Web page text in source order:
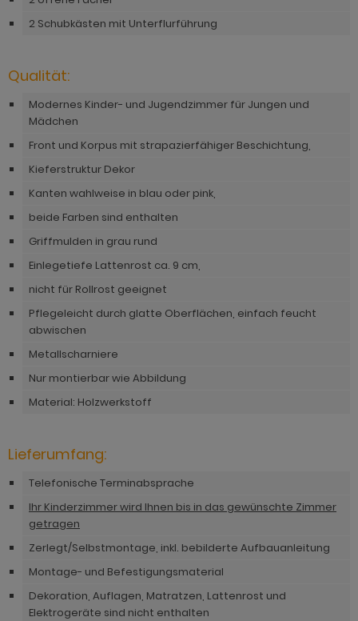
2 Schubkästen mit Unterflurführung
Qualität:
Modernes Kinder- und Jugendzimmer für Jungen und
Mädchen
Front und Korpus mit strapazierfähiger Beschichtung,
Kieferstruktur Dekor
Kanten wahlweise in blau oder pink,
beide Farben sind enthalten
Griffmulden in grau rund
Einlegetiefe Lattenrost ca. 9 cm,
nicht für Rollrost geeignet
Pflegeleicht durch glatte Oberflächen, einfach feucht
abwischen
Metallscharniere
Nur montierbar wie Abbildung
Material: Holzwerkstoff
Lieferumfang:
Telefonische Terminabsprache
Ihr Kinderzimmer wird Ihnen bis in das gewünschte Zimmer
getragen
Zerlegt/Selbstmontage, inkl. bebilderte Aufbauanleitung
Montage- und Befestigungsmaterial
Dekoration, Auflagen, Matratzen, Lattenrost und
Elektrogeräte sind nicht enthalten
Rovola
Sena
Sentra
Seyne
Starlet
Stove weiß Pinie
Sunroof
Tomaso
Ward
Rivian
Ronin Eiche
Ronin Esche
Ronson
Rovola
Rubin weiß
Sentra
Seyne
Stove Old Style hell
Stove weiß Pinie
Stream
Synnax
Tomaso
Tyler